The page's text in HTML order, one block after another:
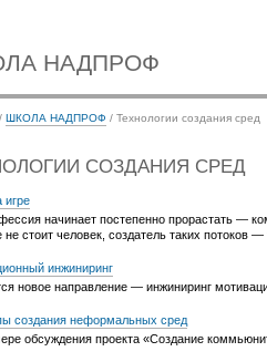
НАДПРОФ
/ ШКОЛА НАДПРОФ / Технологии создания сред
СОЗДАНИЯ СРЕД
игре
начинает постепенно прорастать —
не стоит человек, создатель таких потоков —
инжиниринг
новое направление — инжиниринг
создания неформальных сред
обсуждения проекта «Создание